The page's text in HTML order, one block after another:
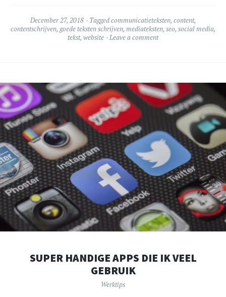
December 27, 2018 Taggedcommunicatieteksten, content,
contentschrijven, goede teksten schrijven, mediateksten, seo, social media,
tekst, website Leave a comment
SUPER HANDIGE APPS DIE IK VEEL
GEBRUIK
Werktips